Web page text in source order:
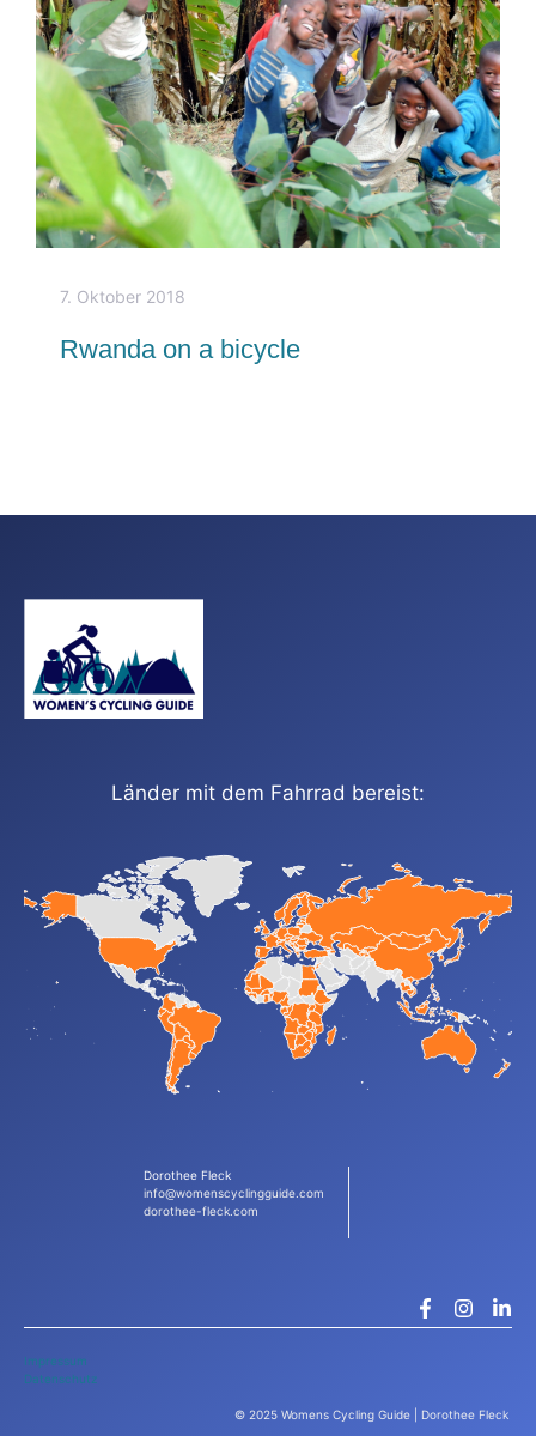
7. Oktober 2018
Rwanda on a bicycle
Länder mit dem Fahrrad bereist:
Dorothee Fleck
info@womenscyclingguide.com
dorothee-fleck.com
Impressum
Datenschutz
© 2025 Womens Cycling Guide | Dorothee Fleck